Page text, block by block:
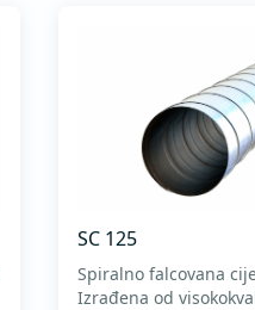
SC 125
Spiralno falcovana
Izrađena od